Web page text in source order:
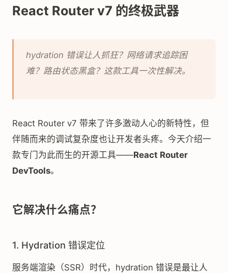
React Router v7 的终极武器
hydration 错误让人抓狂？网络请求追踪困
难？路由状态黑盒？这款工具一次性解决。
React Router v7 带来了许多激动人心的新特性，但
伴随而来的调试复杂度也让开发者头疼。今天介绍一
款专门为此而生的开源工具——React Router
DevTools。
它解决什么痛点？
1. Hydration 错误定位
服务端渲染（SSR）时代，hydration 错误是最让人